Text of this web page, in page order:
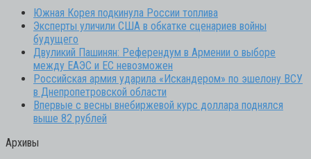
Южная Корея подкинула России топлива
Эксперты уличили США в обкатке сценариев войны
будущего
Двуликий Пашинян: Референдум в Армении о выборе
между ЕАЭС и ЕС невозможен
Российская армия ударила «Искандером» по эшелону ВСУ
в Днепропетровской области
Впервые с весны внебиржевой курс доллара поднялся
выше 82 рублей
Архивы